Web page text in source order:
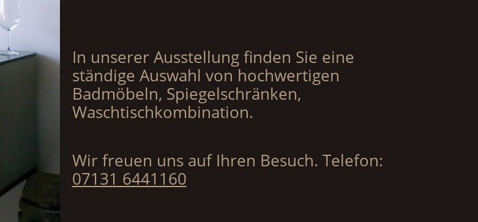
In unserer Ausstellung finden Sie eine
ständige Auswahl von hochwertigen
Badmöbeln, Spiegelschränken,
Waschtischkombination.
Wir freuen uns auf Ihren Besuch. Telefon:
07131 6441160